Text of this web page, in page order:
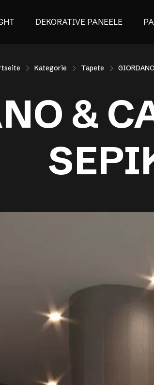
DEKORATIVE PANEELE
Kategorie Tapete
&